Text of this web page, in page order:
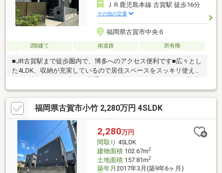
ＪＲ鹿児島本線 古賀駅 徒歩16分
その他の交通
福岡県古賀市中央６
2階建て 南道路 所有権
■JR古賀駅まで徒歩圏内で、博多へのアクセス便利です■広々とし
た4LDK、収納が充実しているので居住スペースをスッキリ使えま
す■角地は陽当りが良く、見通しも良いため人気があります■駐車
スペースがあるので車をお持ちの方でも安心です＊＊＊＊＊＊＊
＊物件選びや住宅ローンのこと、不動産購入のなんでもココハウ
スにお気軽にご相談ください！お客様のマイホーム探しをスター
トからゴールまでお手伝いします
福岡県古賀市小竹 2,280万円 4SLDK
2,280万円
間取り 4SLDK
建物面積102.67m2
土地面積157.81m2
築年月 2017年3月(築9年6ヶ月)